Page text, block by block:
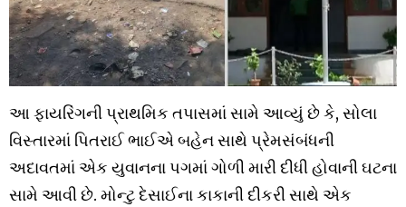
આ ફાયરિંગની પ્રાથમિક તપાસમાં સામે આવ્યું છે કે, સોલા
વિસ્તારમાં પિતરાઈ ભાઈએ બહેન સાથે પ્રેમસંબંધની
અદાવતમાં એક યુવાનના પગમાં ગોળી મારી દીધી હોવાની ઘટના
સામે આવી છે. મોન્ટુ દેસાઈના કાકાની દીકરી સાથે એક